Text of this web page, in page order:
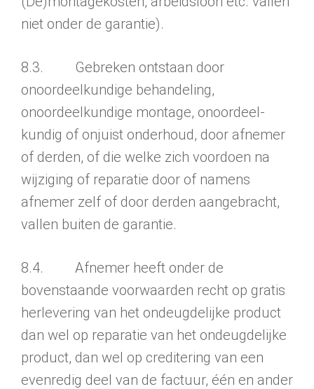
niet onder de garantie).
8.3. Gebreken ontstaan door
onoordeelkundi­ge behandeling,
onoordeelkun­dige monta­ge, onoordeel­
kundig of onjuist onder­houd, door afnemer
of derden, of die welke zich voordoen na
wijzi­ging of reparatie door of namens
afnemer zelf of door derden aange­bracht,
vallen buiten de garantie.
8.4. Afnemer heeft onder de
bovenstaande voorwaarden recht op gratis
herlevering van het ondeugdelijke product
dan wel op reparatie van het ondeugdelijke
product, dan wel op creditering van een
evenredig deel van de factuur, één en ander